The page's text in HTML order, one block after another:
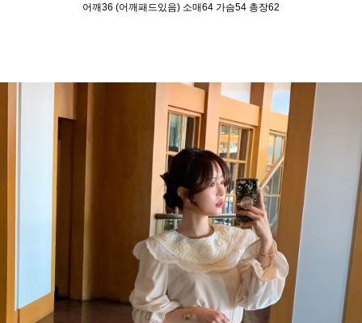
어깨36 (어깨패드있음) 소매64 가슴54 총장62